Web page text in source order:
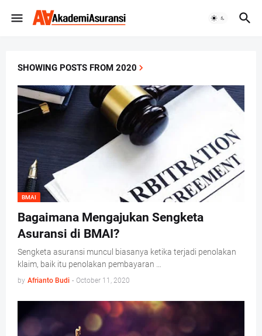
SHOWING POSTS FROM 2020
BMAI
Bagaimana Mengajukan Sengketa
Asuransi di BMAI?
Sengketa asuransi muncul biasanya ketika terjadi penolakan
klaim, baik itu penolakan pembayaran …
by Afrianto Budi - October 11, 2020